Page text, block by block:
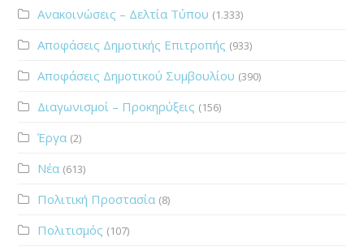
Ανακοινώσεις – Δελτία Τύπου (1.333)
Αποφάσεις Δημοτικής Επιτροπής (933)
Αποφάσεις Δημοτικού Συμβουλίου (390)
Διαγωνισμοί – Προκηρύξεις (156)
Έργα (2)
Νέα (613)
Πολιτική Προστασία (8)
Πολιτισμός (107)